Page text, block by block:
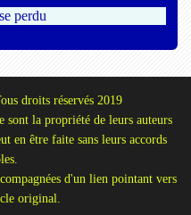
perdu
droits réservés 2019
sont la propriété de leurs auteurs
en être faite sans leurs accords
d'un lien pointant vers
original.